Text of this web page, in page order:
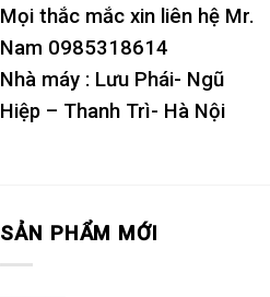
Mọi thắc mắc xin liên hệ Mr.
Nam 0985318614
Nhà máy : Lưu Phái- Ngũ
Hiệp – Thanh Trì- Hà Nội
SẢN PHẨM MỚI